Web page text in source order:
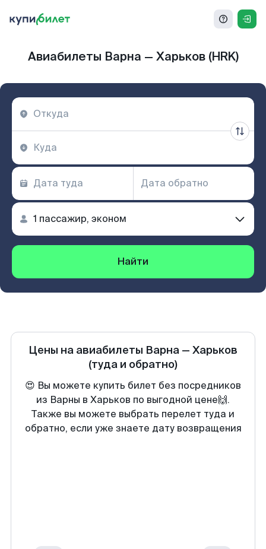
Авиабилеты Варна — Харьков (HRK)
Найти
Цены на авиабилеты Варна — Харьков
(туда и обратно)
😍 Вы можете купить билет без посредников
из Варны в Харьков по выгодной цене🙌.
Также вы можете выбрать перелет туда и
обратно, если уже знаете дату возвращения